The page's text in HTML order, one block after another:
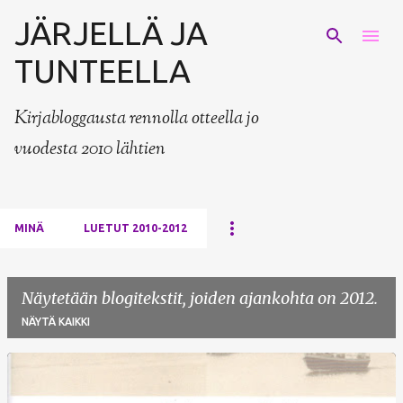
Siirry pääsisältöön
JÄRJELLÄ JA
TUNTEELLA
Kirjabloggausta rennolla otteella jo
vuodesta 2010 lähtien
MINÄ LUETUT 2010-2012
Näytetään blogitekstit, joiden ajankohta on 2012.
NÄYTÄ KAIKKI